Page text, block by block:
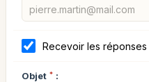
Recevoir les
Objet * :